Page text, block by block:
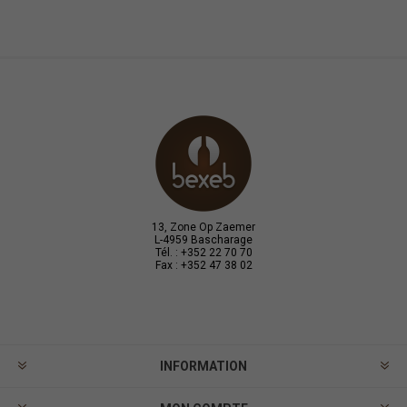
13, Zone Op Zaemer
L-4959 Bascharage
Tél. : +352 22 70 70
Fax : +352 47 38 02
INFORMATION